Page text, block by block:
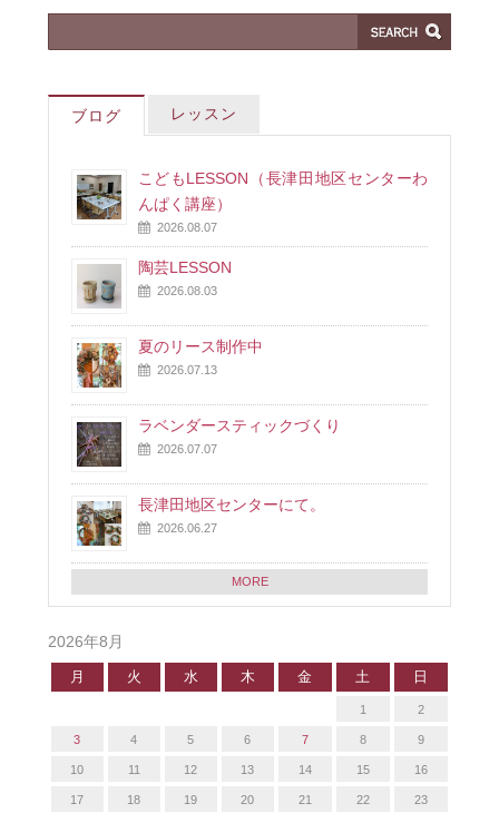
ブログ レッスン
こどもLESSON（長津田地区センターわ
んぱく講座）
2026.08.07
陶芸LESSON
2026.08.03
夏のリース制作中
2026.07.13
ラベンダースティックづくり
2026.07.07
長津田地区センターにて。
2026.06.27
MORE
2026年8月
月 火 水 木 金 土 日
1 2
3 4 5 6 7 8 9
10 11 12 13 14 15 16
17 18 19 20 21 22 23